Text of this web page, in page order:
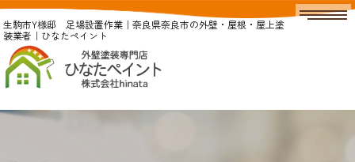
生駒市Y様邸 足場設置作業｜奈良県奈良市の外壁・屋根・屋上塗
装業者｜ひなたペイント